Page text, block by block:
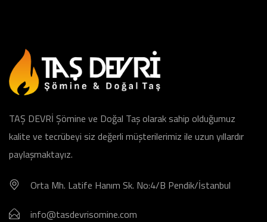
TAŞ DEVRİ Şömine ve Doğal Taş olarak sahip olduğumuz
kalite ve tecrübeyi siz değerli müşterilerimiz ile uzun yıllardır
paylaşmaktayız.
Orta Mh. Latife Hanım Sk. No:4/B Pendik/İstanbul
info@tasdevrisomine.com